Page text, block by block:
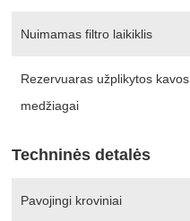
Nuimamas filtro laikiklis
Rezervuaras užplikytos kavos
medžiagai
Techninės detalės
Pavojingi kroviniai